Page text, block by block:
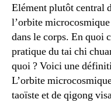
Elément plutôt central
l’orbite
dans le corps. En quoi
pratique du tai chi
quoi ? Voici une
L’orbite
taoïste et de qigong